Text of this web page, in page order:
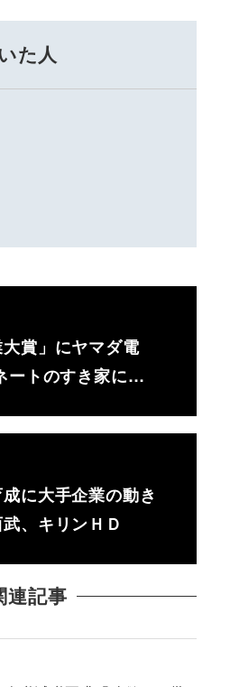
た人
大賞」にヤマダ電
ートのすき家に…
に大手企業の動き
、キリンＨＤ
連記事